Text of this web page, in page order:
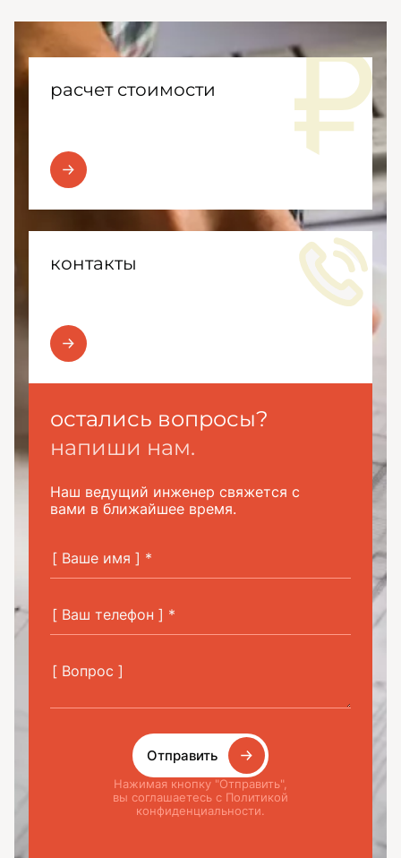
расчет стоимости
контакты
остались вопросы?
напиши нам.
Наш ведущий инженер свяжется с
вами в ближайшее время.
Отправить
Нажимая кнопку "Отправить",
вы соглашаетесь с Политикой
конфиденциальности.